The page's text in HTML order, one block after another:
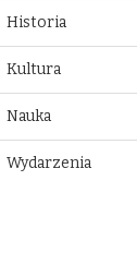
Historia
Kultura
Nauka
Wydarzenia